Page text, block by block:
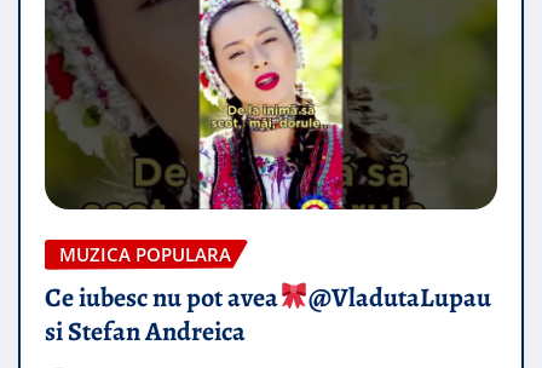
MUZICA POPULARA
Ce iubesc nu pot avea
​@VladutaLupau
si Stefan Andreica